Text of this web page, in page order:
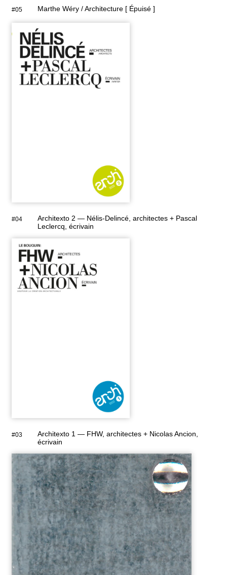
#05 Marthe Wéry / Architecture [ Épuisé ]
#04
Architexto 2 — Nélis-Delincé, architectes + Pascal
Leclercq, écrivain
#03
Architexto 1 — FHW, architectes + Nicolas Ancion,
écrivain